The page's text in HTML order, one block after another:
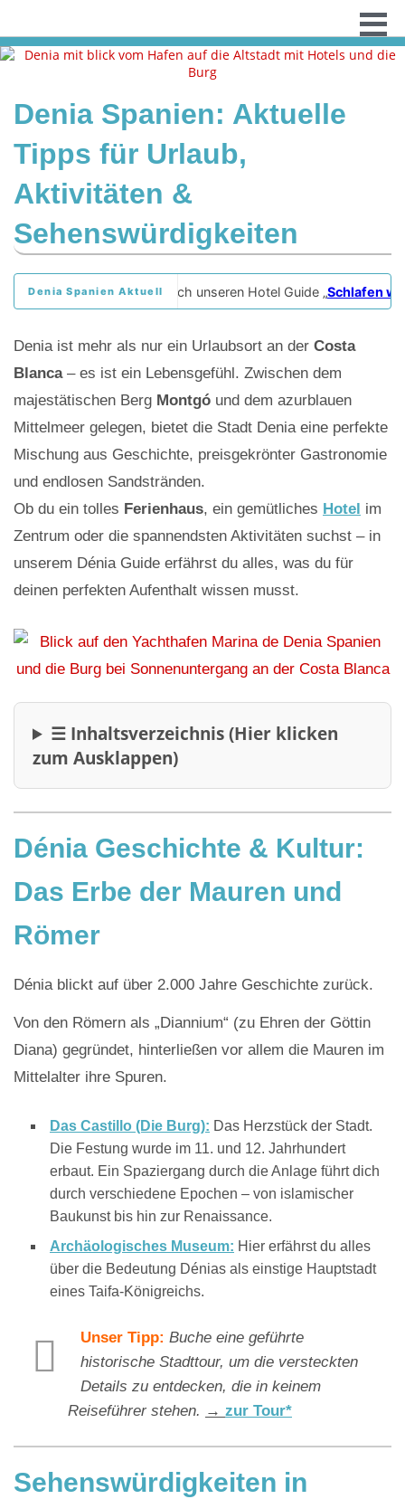
Denia Spanien: Aktuelle
Tipps für Urlaub,
Aktivitäten &
Sehenswürdigkeiten
Denia Spanien Aktuell
+ Entdecke auch unseren Hotel Guide „Schlafen wie
Denia ist mehr als nur ein Urlaubsort an der Costa
Blanca– es ist ein Lebensgefühl. Zwischen dem
majestätischen Berg Montgó und dem azurblauen
Mittelmeer gelegen, bietet die Stadt Denia eine perfekte
Mischung aus Geschichte, preisgekrönter Gastronomie
und endlosen Sandstränden.
Ob du ein tolles Ferienhaus, ein gemütliches Hotel im
Zentrum oder die spannendsten Aktivitäten suchst – in
unserem Dénia Guide erfährst du alles, was du für
deinen perfekten Aufenthalt wissen musst.
☰ Inhaltsverzeichnis (Hier klicken
zum Ausklappen)
Dénia Geschichte & Kultur:
Das Erbe der Mauren und
Römer
Dénia blickt auf über 2.000 Jahre Geschichte zurück.
Von den Römern als „Diannium“ (zu Ehren der Göttin
Diana) gegründet, hinterließen vor allem die Mauren im
Mittelalter ihre Spuren.
Das Castillo (Die Burg): Das Herzstück der Stadt.
Die Festung wurde im 11. und 12. Jahrhundert
erbaut. Ein Spaziergang durch die Anlage führt dich
durch verschiedene Epochen – von islamischer
Baukunst bis hin zur Renaissance.
Archäologisches Museum: Hier erfährst du alles
über die Bedeutung Dénias als einstige Hauptstadt
eines Taifa-Königreichs.
Unser Tipp: Buche eine geführte
historische Stadttour, um die versteckten
Details zu entdecken, die in keinem
Reiseführer stehen. → zur Tour*
Sehenswürdigkeiten in